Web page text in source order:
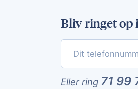
Bliv ringet op
Eller ring 71 99